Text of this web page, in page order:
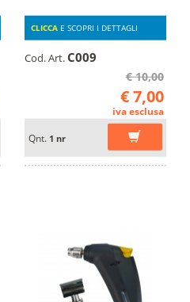
CLICCA E SCOPRI I DETTAGLI
Cod. Art. C009
€ 10,00
€ 7,00
iva esclusa
Qnt. 1 nr